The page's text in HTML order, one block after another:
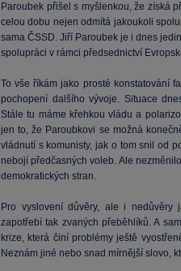
Paroubek přišel s myšlenkou, že získá
celou dobu nejen odmítá jakoukoli
sama ČSSD. Jiří Paroubek je i dnes
spolupráci v rámci předsednictví
To vše říkám jako prosté konstatování
pochopení dalšího vývoje. Situace
Stále tu máme křehkou vládu a
jen to, že Paroubkovi se možná
vládnutí s komunisty, jak o tom snil od
nebojí předčasných voleb. Ale
demokratických stran.
Pro vyslovení důvěry, ale i nedůvěry
zapotřebí tak zvaných přeběhlíků. A
krize, která činí problémy ještě
Neznám jiné nebo snad mírnější slovo,